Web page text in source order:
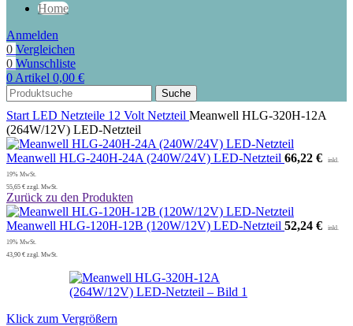
Home
Anmelden
0 Vergleichen
0 Wunschliste
0 Artikel 0,00 €
Suche
Start LED Netzteile 12 Volt Netzteil Meanwell HLG-320H-12A
(264W/12V) LED-Netzteil
Meanwell HLG-240H-24A (240W/24V) LED-Netzteil 66,22 €
55,65 € zzgl. MwSt.
Zurück zu den Produkten
Meanwell HLG-120H-12B (120W/12V) LED-Netzteil 52,24 €
43,90 € zzgl. MwSt.
Klick zum Vergrößern